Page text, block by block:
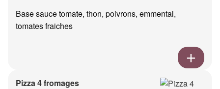
Base sauce tomate, thon, poivrons, emmental,
tomates fraiches
Pizza 4 fromages